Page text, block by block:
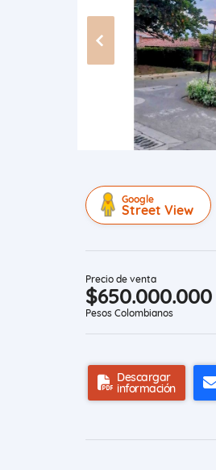
Google
Street View
Precio de venta
$650.000.000
Pesos Colombianos
Descargar
información